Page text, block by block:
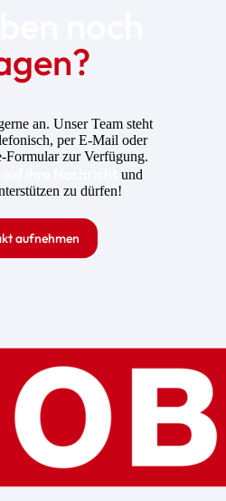
an. Unser Team steht
per E-Mail oder
Formular zur Verfügung.
und
zu dürfen!
aufnehmen